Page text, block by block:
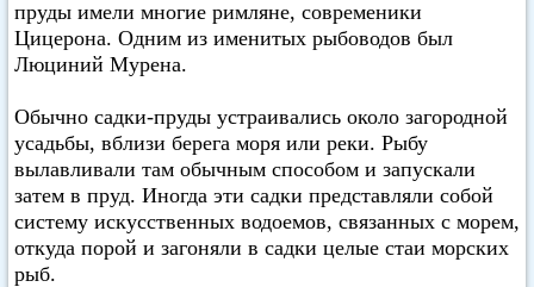
пруды имели многие римляне, современики
Цицерона. Одним из именитых рыбоводов был
Люциний Мурена.
Обычно садки-пруды устраивались около загородной
усадьбы, вблизи берега моря или реки. Рыбу
вылавливали там обычным способом и запускали
затем в пруд. Иногда эти садки представляли собой
систему искусственных водоемов, связанных с морем,
откуда порой и загоняли в садки целые стаи морских
рыб.